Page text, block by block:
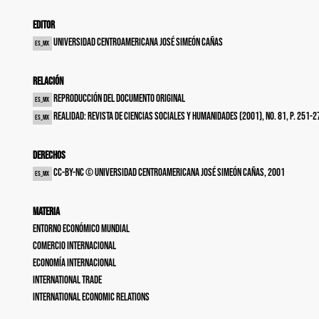
Editor
es_MX Universidad Centroamericana José Simeón Cañas
Relación
es_MX Reproducción del documento original
es_MX Realidad: revista de ciencias sociales y humanidades (2001), no. 81, p. 251-
Derechos
es_MX cc-by-nc © Universidad Centroamericana José Simeón Cañas, 2001
Materia
Entorno económico mundial
Comercio internacional
Economía internacional
International trade
International economic relations